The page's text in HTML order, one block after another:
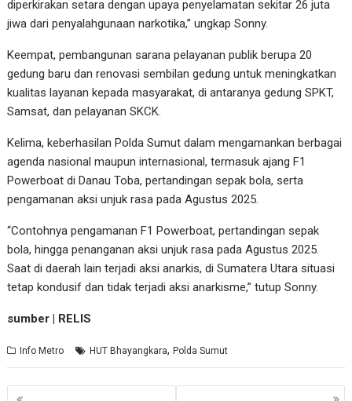
diperkirakan setara dengan upaya penyelamatan sekitar 26 juta
jiwa dari penyalahgunaan narkotika,” ungkap Sonny.
Keempat, pembangunan sarana pelayanan publik berupa 20
gedung baru dan renovasi sembilan gedung untuk meningkatkan
kualitas layanan kepada masyarakat, di antaranya gedung SPKT,
Samsat, dan pelayanan SKCK.
Kelima, keberhasilan Polda Sumut dalam mengamankan berbagai
agenda nasional maupun internasional, termasuk ajang F1
Powerboat di Danau Toba, pertandingan sepak bola, serta
pengamanan aksi unjuk rasa pada Agustus 2025.
“Contohnya pengamanan F1 Powerboat, pertandingan sepak
bola, hingga penanganan aksi unjuk rasa pada Agustus 2025.
Saat di daerah lain terjadi aksi anarkis, di Sumatera Utara situasi
tetap kondusif dan tidak terjadi aksi anarkisme,” tutup Sonny.
sumber | RELIS
Info Metro HUT Bhayangkara,Polda Sumut
Navigasi